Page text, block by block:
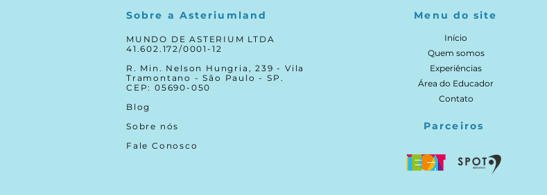
Sobre a Asteriumland
MUNDO DE ASTERIUM LTDA
41.602.172/0001-12
R. Min. Nelson Hungria, 239 - Vila
Tramontano - São Paulo - SP.
CEP: 05690-050
Blog
Sobre nós
Fale Conosco
Menu do site
Início
Quem somos
Experiências
Área do Educador
Contato
Parceiros